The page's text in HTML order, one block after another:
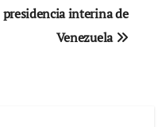
presidencia interina de
Venezuela